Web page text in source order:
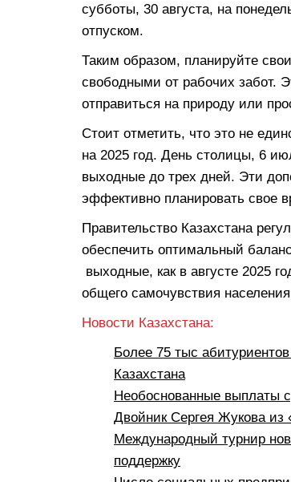
субботы, 30 августа, на
отпуском.
Таким образом, планируйте
свободными от рабочих забот.
отправиться на природу или
Стоит отметить, что это не
на 2025 год. День столицы, 6
выходные до трех дней. Эти
эффективно планировать свое
Правительство Казахстана
обеспечить оптимальный
выходные, как в августе 2025
общего самочувствия
Новости Казахстана:
Более 75 тыс
Казахстана
Необоснованные выплаты
Двойник Сергея Жукова из
Международный турнир
поддержку